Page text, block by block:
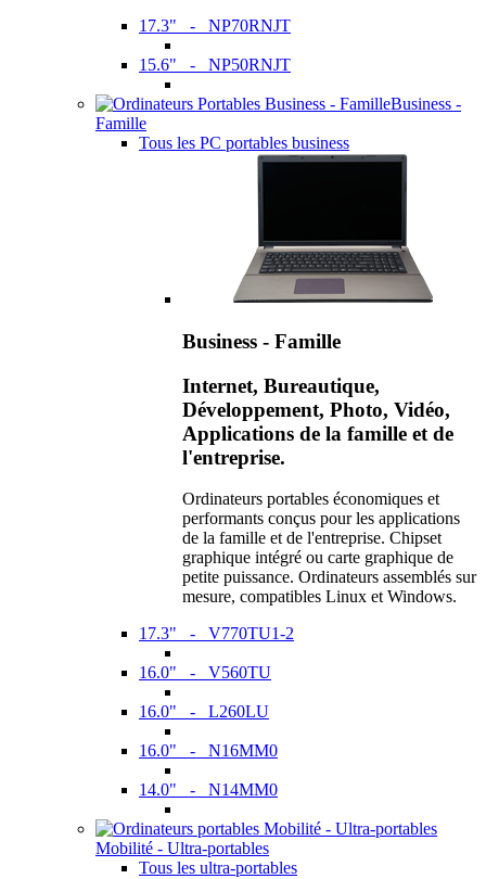
17.3" - NP70RNJT
15.6" - NP50RNJT
Business -
Famille
Tous les PC portables business
Business - Famille
Internet, Bureautique,
Développement, Photo, Vidéo,
Applications de la famille et de
l'entreprise.
Ordinateurs portables économiques et
performants conçus pour les applications
de la famille et de l'entreprise. Chipset
graphique intégré ou carte graphique de
petite puissance. Ordinateurs assemblés sur
mesure, compatibles Linux et Windows.
17.3" - V770TU1-2
16.0" - V560TU
16.0" - L260LU
16.0" - N16MM0
14.0" - N14MM0
Mobilité - Ultra-portables
Tous les ultra-portables